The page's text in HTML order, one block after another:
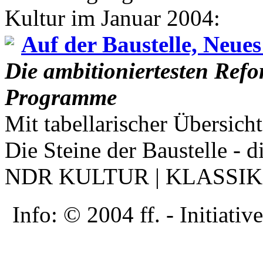
Kultur im Januar 2004:
Auf der Baustelle,
Die ambitioniertesten
Programme
Mit tabellarischer
Die Steine der Baustelle -
NDR KULTUR |
Info: © 2004 ff. -